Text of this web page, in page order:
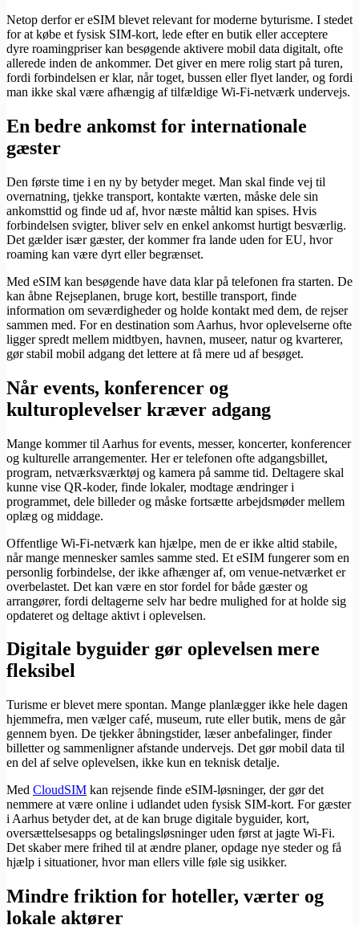
Netop derfor er eSIM blevet relevant for moderne byturisme. I stedet
for at købe et fysisk SIM-kort, lede efter en butik eller acceptere
dyre roamingpriser kan besøgende aktivere mobil data digitalt, ofte
allerede inden de ankommer. Det giver en mere rolig start på turen,
fordi forbindelsen er klar, når toget, bussen eller flyet lander, og fordi
man ikke skal være afhængig af tilfældige Wi-Fi-netværk undervejs.
En bedre ankomst for internationale
gæster
Den første time i en ny by betyder meget. Man skal finde vej til
overnatning, tjekke transport, kontakte værten, måske dele sin
ankomsttid og finde ud af, hvor næste måltid kan spises. Hvis
forbindelsen svigter, bliver selv en enkel ankomst hurtigt besværlig.
Det gælder især gæster, der kommer fra lande uden for EU, hvor
roaming kan være dyrt eller begrænset.
Med eSIM kan besøgende have data klar på telefonen fra starten. De
kan åbne Rejseplanen, bruge kort, bestille transport, finde
information om seværdigheder og holde kontakt med dem, de rejser
sammen med. For en destination som Aarhus, hvor oplevelserne ofte
ligger spredt mellem midtbyen, havnen, museer, natur og kvarterer,
gør stabil mobil adgang det lettere at få mere ud af besøget.
Når events, konferencer og
kulturoplevelser kræver adgang
Mange kommer til Aarhus for events, messer, koncerter, konferencer
og kulturelle arrangementer. Her er telefonen ofte adgangsbillet,
program, netværksværktøj og kamera på samme tid. Deltagere skal
kunne vise QR-koder, finde lokaler, modtage ændringer i
programmet, dele billeder og måske fortsætte arbejdsmøder mellem
oplæg og middage.
Offentlige Wi-Fi-netværk kan hjælpe, men de er ikke altid stabile,
når mange mennesker samles samme sted. Et eSIM fungerer som en
personlig forbindelse, der ikke afhænger af, om venue-netværket er
overbelastet. Det kan være en stor fordel for både gæster og
arrangører, fordi deltagerne selv har bedre mulighed for at holde sig
opdateret og deltage aktivt i oplevelsen.
Digitale byguider gør oplevelsen mere
fleksibel
Turisme er blevet mere spontan. Mange planlægger ikke hele dagen
hjemmefra, men vælger café, museum, rute eller butik, mens de går
gennem byen. De tjekker åbningstider, læser anbefalinger, finder
billetter og sammenligner afstande undervejs. Det gør mobil data til
en del af selve oplevelsen, ikke kun en teknisk detalje.
Med CloudSIM kan rejsende finde eSIM-løsninger, der gør det
nemmere at være online i udlandet uden fysisk SIM-kort. For gæster
i Aarhus betyder det, at de kan bruge digitale byguider, kort,
oversættelsesapps og betalingsløsninger uden først at jagte Wi-Fi.
Det skaber mere frihed til at ændre planer, opdage nye steder og få
hjælp i situationer, hvor man ellers ville føle sig usikker.
Mindre friktion for hoteller, værter og
lokale aktører